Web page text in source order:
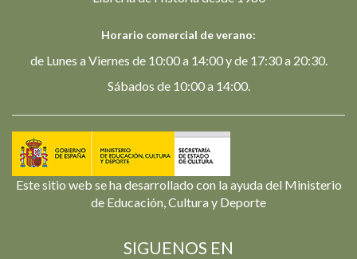
Horario comercial de verano:
de Lunes a Viernes de 10:00 a 14:00 y de 17:30 a 20:30.
Sábados de 10:00 a 14:00.
Este sitio web se ha desarrollado con la ayuda del Ministerio
de Educación, Cultura y Deporte
SIGUENOS EN